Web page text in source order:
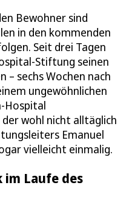
Bewohner sind
in den kommenden
Seit drei Tagen
Stiftung seinen
sechs Wochen nach
ungewöhnlichen
Hospital
wohl nicht alltäglich
Emanuel
vielleicht einmalig.
im Laufe des